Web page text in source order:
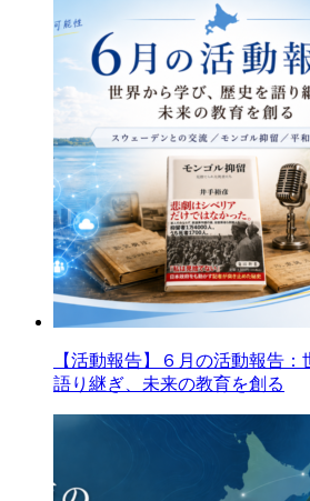
【活動報告】６月の活動報告
語り継ぎ、未来の教育を創る